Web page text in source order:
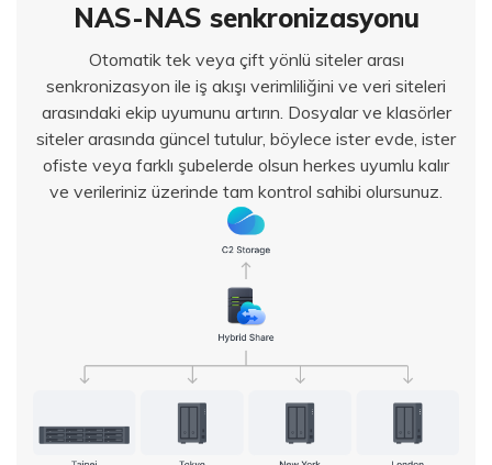
NAS-NAS senkronizasyonu
Otomatik tek veya çift yönlü siteler arası
senkronizasyon ile iş akışı verimliliğini ve veri siteleri
arasındaki ekip uyumunu artırın. Dosyalar ve klasörler
siteler arasında güncel tutulur, böylece ister evde, ister
ofiste veya farklı şubelerde olsun herkes uyumlu kalır
ve verileriniz üzerinde tam kontrol sahibi olursunuz.